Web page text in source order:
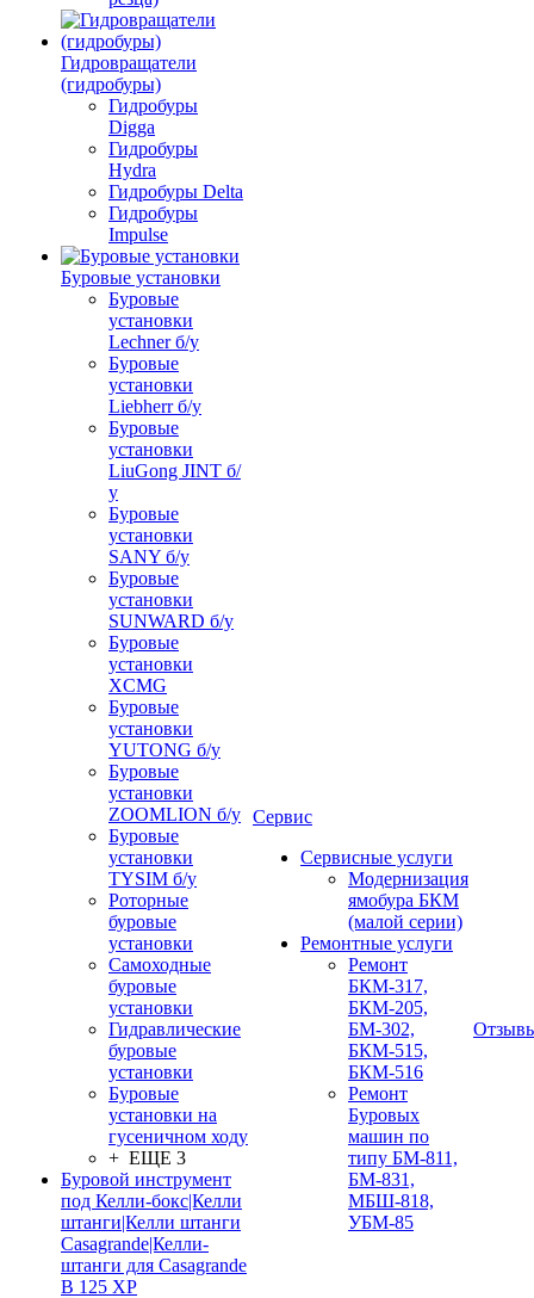
Гидровращатели
(гидробуры)
Гидробуры
Digga
Гидробуры
Hydra
Гидробуры Delta
Гидробуры
Impulse
Буровые установки
Буровые
установки
Lechner б/у
Буровые
установки
Liebherr б/у
Буровые
установки
LiuGong JINT б/
у
Буровые
установки
SANY б/у
Буровые
установки
SUNWARD б/у
Буровые
установки
XCMG
Буровые
установки
YUTONG б/у
Буровые
установки
ZOOMLION б/у
Буровые
установки
TYSIM б/у
Роторные
буровые
установки
Самоходные
буровые
установки
Гидравлические
буровые
установки
Буровые
установки на
гусеничном ходу
+ ЕЩЕ 3
Буровой инструмент
под Келли-бокс|Келли
штанги|Келли штанги
Casagrande|Келли-
штанги для Casagrande
B 125 XP
Сервис
Сервисные услуги
Модернизация
ямобура БКМ
(малой серии)
Ремонтные услуги
Ремонт
БКМ-317,
БКМ-205,
БМ-302,
БКМ-515,
БКМ-516
Ремонт
Буровых
машин по
типу БМ-811,
БМ-831,
МБШ-818,
УБМ-85